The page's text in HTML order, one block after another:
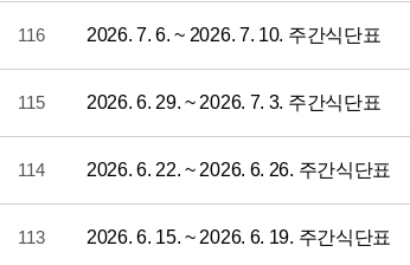
116 2026. 7. 6. ~ 2026. 7. 10. 주간식단표
115 2026. 6. 29. ~ 2026. 7. 3. 주간식단표
114 2026. 6. 22. ~ 2026. 6. 26. 주간식단표
113 2026. 6. 15. ~ 2026. 6. 19. 주간식단표